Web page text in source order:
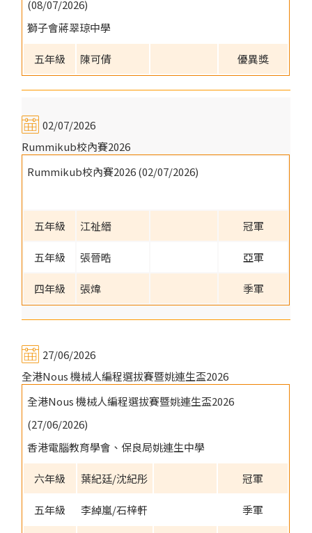
(08/07/2026)
獅子會蔣翠琼中學
五年級 陳可倩 優異獎
02/07/2026
Rummikub校內賽2026
Rummikub校內賽2026 (02/07/2026)
五年級 江祉縉 冠軍
五年級 張晉晧 亞軍
四年級 張煒 季軍
27/06/2026
全港Nous 機械人編程選拔賽暨姚連生盃2026
全港Nous 機械人編程選拔賽暨姚連生盃2026
(27/06/2026)
香港電腦教育學會、保良局姚連生中學
六年級 葉紀廷/沈紀彤 冠軍
五年級 李綽嵐/石梓軒 季軍